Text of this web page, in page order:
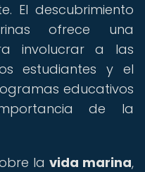
El descubrimiento
ofrece una
involucrar a las
estudiantes y el
educativos
de la
la vida marina,